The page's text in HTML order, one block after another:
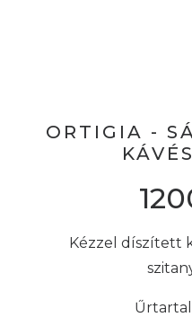
ORTIGIA -
Kézzel díszített